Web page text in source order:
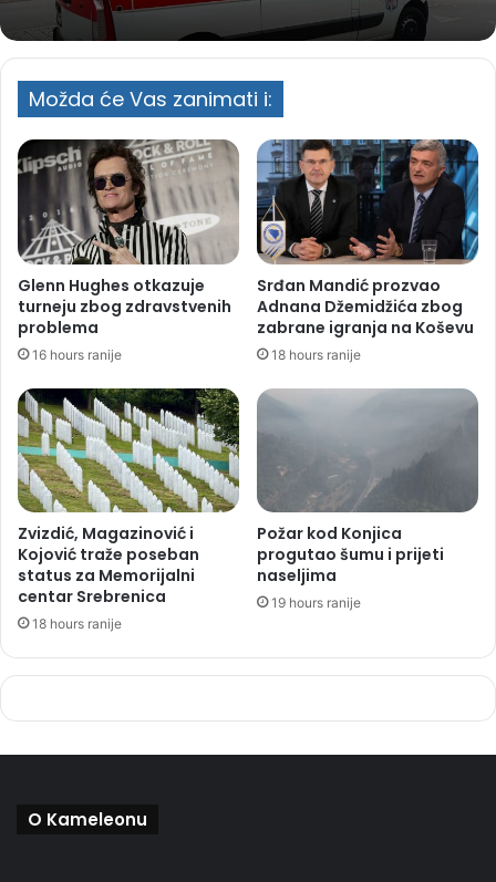
Možda će Vas zanimati i:
Glenn Hughes otkazuje
turneju zbog zdravstvenih
problema
16 hours ranije
Srđan Mandić prozvao
Adnana Džemidžića zbog
zabrane igranja na Koševu
18 hours ranije
Zvizdić, Magazinović i
Kojović traže poseban
status za Memorijalni
centar Srebrenica
18 hours ranije
Požar kod Konjica
progutao šumu i prijeti
naseljima
19 hours ranije
O Kameleonu